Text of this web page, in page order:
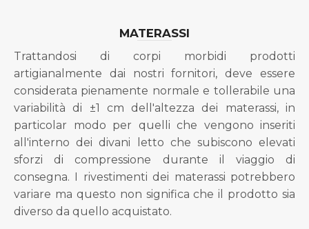
MATERASSI
Trattandosi di corpi morbidi prodotti
artigianalmente dai nostri fornitori, deve essere
considerata pienamente normale e tollerabile una
variabilità di ±1 cm dell'altezza dei materassi, in
particolar modo per quelli che vengono inseriti
all'interno dei divani letto che subiscono elevati
sforzi di compressione durante il viaggio di
consegna. I rivestimenti dei materassi potrebbero
variare ma questo non significa che il prodotto sia
diverso da quello acquistato.